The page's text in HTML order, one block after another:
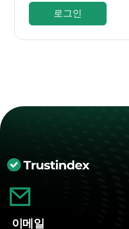
로그인
이메일